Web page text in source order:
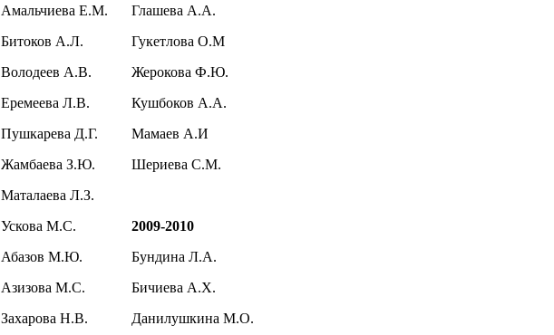
Амальчиева Е.М.
Битоков А.Л.
Володеев А.В.
Еремеева Л.В.
Пушкарева Д.Г.
Жамбаева З.Ю.
Маталаева Л.З.
Ускова М.С.
Абазов М.Ю.
Азизова М.С.
Захарова Н.В.
Глашева А.А.
Гукетлова О.М
Жерокова Ф.Ю.
Кушбоков А.А.
Мамаев А.И
Шериева С.М.
2009-2010
Бундина Л.А.
Бичиева А.Х.
Данилушкина М.О.